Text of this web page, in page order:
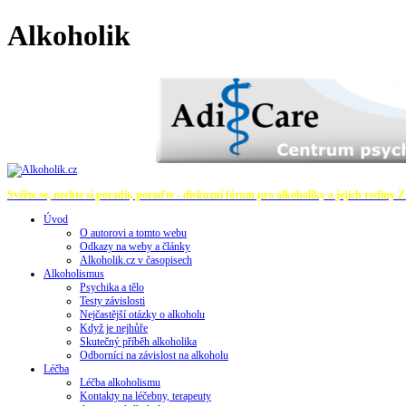
Alkoholik
Svěřte se, nechte si poradit, poraďte - diskuzní fórum pro alkoholiky a jejich rodiny
Úvod
O autorovi a tomto webu
Odkazy na weby a články
Alkoholik.cz v časopisech
Alkoholismus
Psychika a tělo
Testy závislosti
Nejčastější otázky o alkoholu
Když je nejhůře
Skutečný příběh alkoholika
Odborníci na závislost na alkoholu
Léčba
Léčba alkoholismu
Kontakty na léčebny, terapeuty